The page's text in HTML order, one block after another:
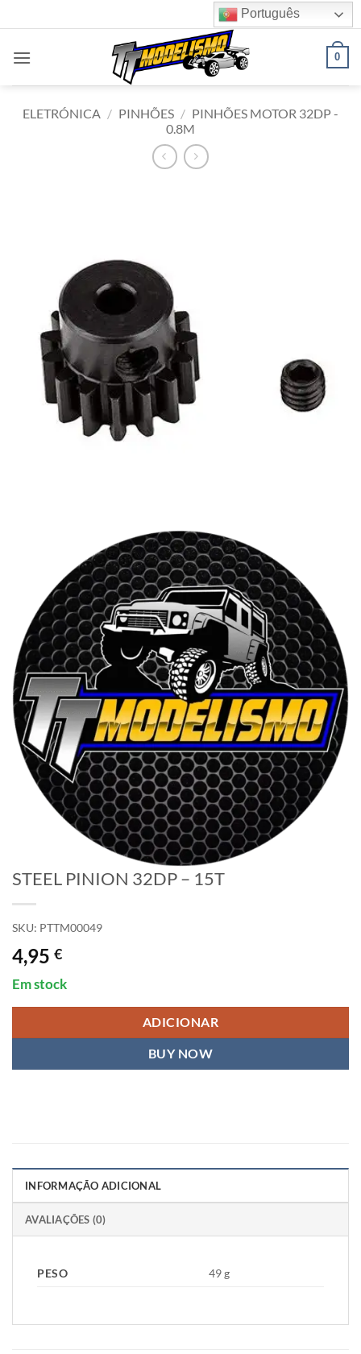
to
content
Português
0
ELETRÓNICA / PINHÕES / PINHÕES MOTOR 32DP -
0.8M
STEEL PINION 32DP – 15T
SKU: PTTM00049
4,95 €
Em stock
ADICIONAR
BUY NOW
INFORMAÇÃO ADICIONAL
AVALIAÇÕES (0)
PESO 49 g